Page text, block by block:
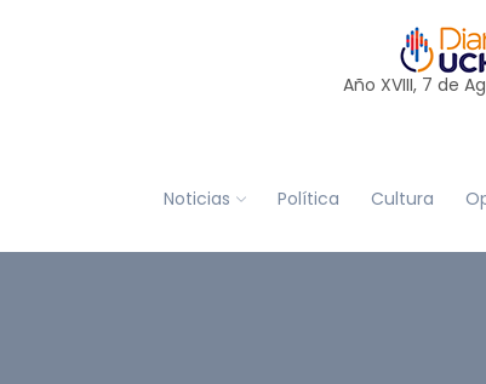
Año XVIII, 7 de
Noticias Política Cultura